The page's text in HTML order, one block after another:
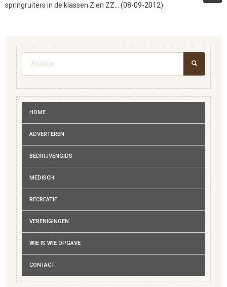
springruiters in de klassen Z en ZZ... (08-09-2012)
Zoekveld
HOME
ADVERTEREN
BEDRIJVENGIDS
MEDISCH
RECREATIE
VERENIGINGEN
WIE IS WIE OPGAVE
CONTACT